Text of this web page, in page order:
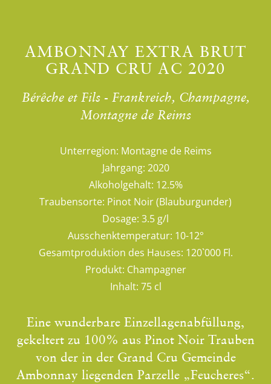
AMBONNAY EXTRA BRUT
GRAND CRU AC 2020
Bérêche et Fils - Frankreich, Champagne,
Montagne de Reims
Unterregion: Montagne de Reims
Jahrgang: 2020
Alkoholgehalt: 12.5%
Traubensorte: Pinot Noir (Blauburgunder)
Dosage: 3.5 g/l
Ausschenktemperatur: 10-12°
Gesamtproduktion des Hauses: 120`000 Fl.
Produkt: Champagner
Inhalt: 75 cl
Eine wunderbare Einzellagenabfüllung,
gekeltert zu 100% aus Pinot Noir Trauben
von der in der Grand Cru Gemeinde
Ambonnay liegenden Parzelle „Feucheres“.